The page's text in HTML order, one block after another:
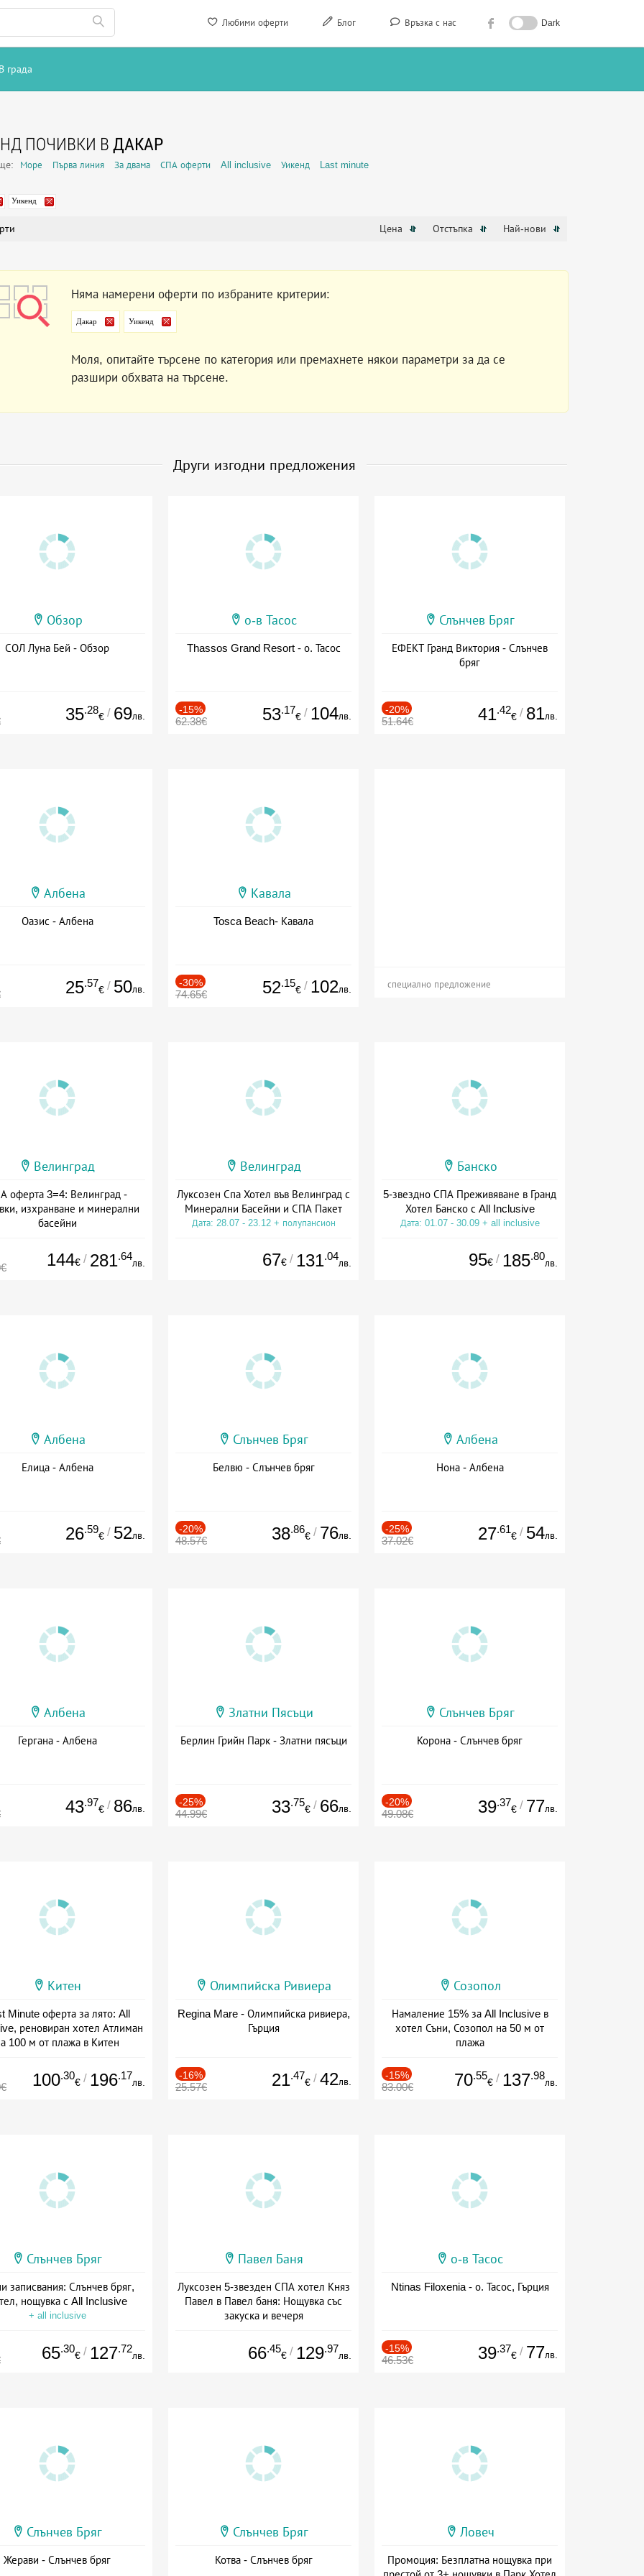
Любими оферти Блог Връзка с нас Dark
В града
ПОЧИВКИ В ДАКАР
Море Първа линия За двама СПА оферти All inclusive Уикенд Last minute
Уикенд
Цена Отстъпка Най-нови
Няма намерени оферти по избраните критерии:
Дакар Уикенд
Моля, опитайте търсене по категория или премахнете някои параметри за да се
разшири обхвата на търсене.
Други изгодни предложения
Обзор
СОЛ Луна Бей - Обзор
35.28
€ / 69лв.
о-в Тасос
Thassos Grand Resort - о. Тасос
-15%
62.38€ 53.17
€ / 104лв.
Слънчев Бряг
ЕФЕКТ Гранд Виктория - Слънчев
бряг
-20%
51.64€ 41.42
€ / 81лв.
Албена
Оазис - Албена
25.57
€ / 50лв.
Кавала
Tosca Beach- Кавала
-30%
74.65€ 52.15
€ / 102лв. специално предложение
Велинград
оферта 3=4: Велинград -
изхранване и минерални
басейни
144€ / 281.64
лв.
Велинград
Луксозен Спа Хотел във Велинград с
Минерални Басейни и СПА Пакет
Дата: 28.07 - 23.12 + полупансион
67€ / 131.04
лв.
Банско
5-звездно СПА Преживяване в Гранд
Хотел Банско с All Inclusive
Дата: 01.07 - 30.09 + all inclusive
95€ / 185.80
лв.
Албена
Елица - Албена
26.59
€ / 52лв.
Слънчев Бряг
Белвю - Слънчев бряг
-20%
48.57€ 38.86
€ / 76лв.
Албена
Нона - Албена
-25%
37.02€ 27.61
€ / 54лв.
Албена
Гергана - Албена
43.97
€ / 86лв.
Златни Пясъци
Берлин Грийн Парк - Златни пясъци
-25%
44.99€ 33.75
€ / 66лв.
Слънчев Бряг
Корона - Слънчев бряг
-20%
49.08€ 39.37
€ / 77лв.
Китен
Minute оферта за лято: All
реновиран хотел Атлиман
100 м от плажа в Китен
100.30
€ / 196.17
лв.
Олимпийска Ривиера
Regina Mare - Олимпийска ривиера,
Гърция
-16%
25.57€ 21.47
€ / 42лв.
Созопол
Намаление 15% за All Inclusive в
хотел Съни, Созопол на 50 м от
плажа
-15%
83.00€ 70.55
€ / 137.98
лв.
Слънчев Бряг
записвания: Слънчев бряг,
нощувка с All Inclusive
+ all inclusive
65.30
€ / 127.72
лв.
Павел Баня
Луксозен 5-звезден СПА хотел Княз
Павел в Павел баня: Нощувка със
закуска и вечеря
66.45
€ / 129.97
лв.
о-в Тасос
Ntinas Filoxenia - о. Тасос, Гърция
-15%
46.53€ 39.37
€ / 77лв.
Слънчев Бряг
Жерави - Слънчев бряг
Слънчев Бряг
Котва - Слънчев бряг
Ловеч
Промоция: Безплатна нощувка при